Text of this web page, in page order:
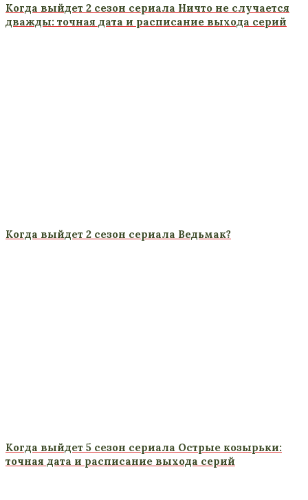
Когда выйдет 2 сезон сериала Ничто не случается
дважды: точная дата и расписание выхода серий
Когда выйдет 2 сезон сериала Ведьмак?
Когда выйдет 5 сезон сериала Острые козырьки:
точная дата и расписание выхода серий